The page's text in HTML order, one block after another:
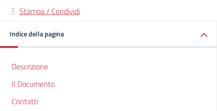
Stampa / Condividi
Indice della pagina
Descrizione
Il Documento
Contatti